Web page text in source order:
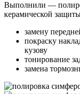
Выполнили —
керамической
замену
покраску
кузову
тонирование
замена